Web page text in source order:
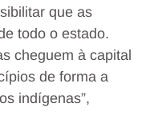
que as
todo o estado.
cheguem à capital
de forma a
indígenas”,